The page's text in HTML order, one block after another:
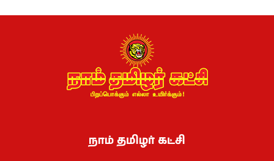
நாம் தமிழர் கட்சி